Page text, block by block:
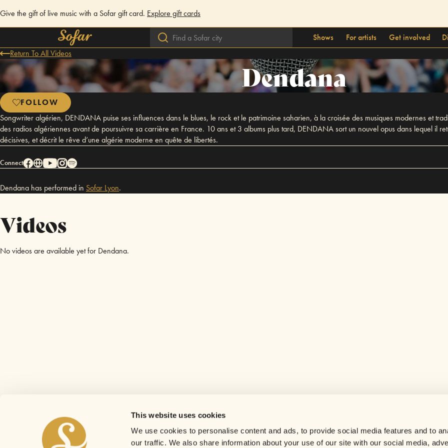
This website uses cookies
We use cookies to personalise content and ads, to provide social media features and to
our traffic. We also share information about your use of our site with our social media,
Give the gift of live music with a Sofar gift card. Explore gift cards
Shows For artists Get involved
Return To All Videos
Dendana
FOLLOW
Songwriter algérien, DENDANA puise ses influences dans le blues, le rock et le patrimoine saharien, à la croisée des musiques modernes et
des radios algériennes avant de poursuivre sa carrière en France. 10 ans et 3 albums plus tard, DENDANA sort un nouvel opus dans lequel il
décisives, et décrit le rêve d’une algérie moderne en quête de libertés.
Connect
Dendana has performed in Sofar Lyon.
Videos
No videos are available yet for Dendana.
Careers
Contact us